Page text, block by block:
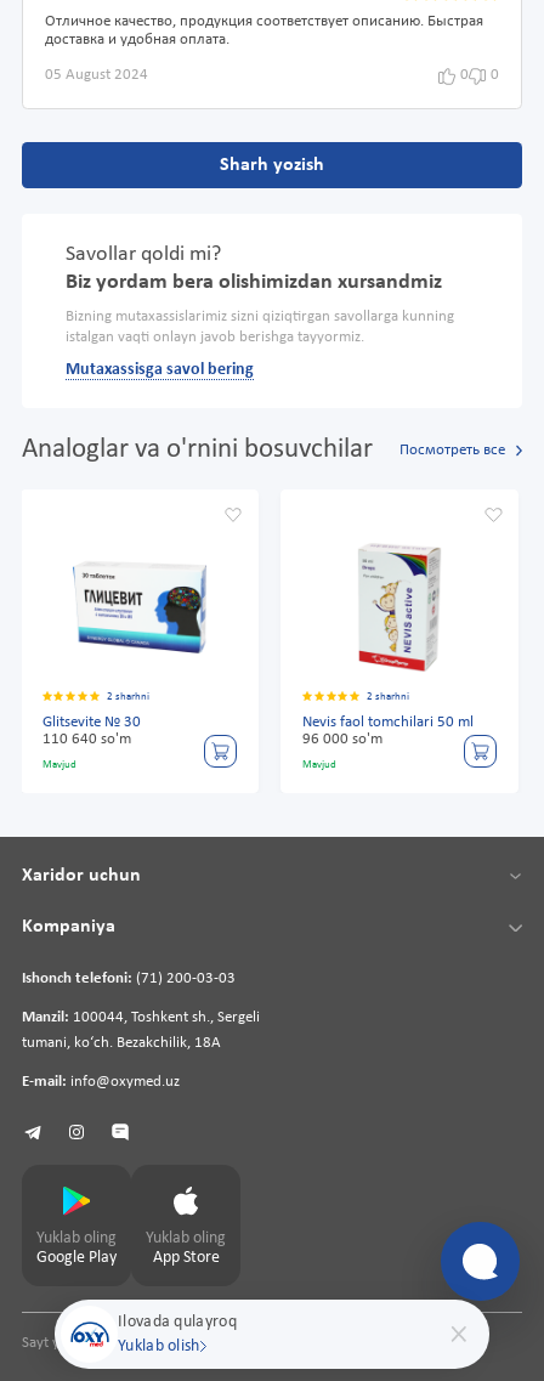
Отличное качество, продукция соответствует описанию. Быстрая
доставка и удобная оплата.
05 August 2024 0 0
Sharh yozish
Savollar qoldi mi?
Biz yordam bera olishimizdan xursandmiz
Bizning mutaxassislarimiz sizni qiziqtirgan savollarga kunning
istalgan vaqti onlayn javob berishga tayyormiz.
Mutaxassisga savol bering
Analoglar va o'rnini bosuvchilar Посмотреть все
2 sharhni
Glitsevite № 30
110 640 so'm
Mavjud
2 sharhni
Nevis faol tomchilari 50 ml
96 000 so'm
Mavjud
Ilovada qulayroq
Yuklab olish
Ishonch telefoni: (71) 200-03-03
Manzil: 100044, Toshkent sh., Sergeli
tumani, koʻch. Bezakchilik, 18A
E-mail: info@oxymed.uz
Xaridor uchun
Kompaniya
Yuklab oling
Google Play
Yuklab oling
App Store
Sayt yaratuvchipharmit.uz